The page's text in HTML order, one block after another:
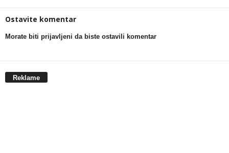
Ostavite komentar
Morate biti prijavljeni da biste ostavili komentar
Reklame